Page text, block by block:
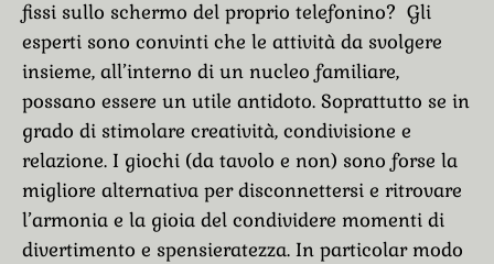
fissi sullo schermo del proprio telefonino? Gli
esperti sono convinti che le attività da svolgere
insieme, all’interno di un nucleo familiare,
possano essere un utile antidoto. Soprattutto se in
grado di stimolare creatività, condivisione e
relazione. I giochi (da tavolo e non) sono forse la
migliore alternativa per disconnettersi e ritrovare
l’armonia e la gioia del condividere momenti di
divertimento e spensieratezza. In particolar modo